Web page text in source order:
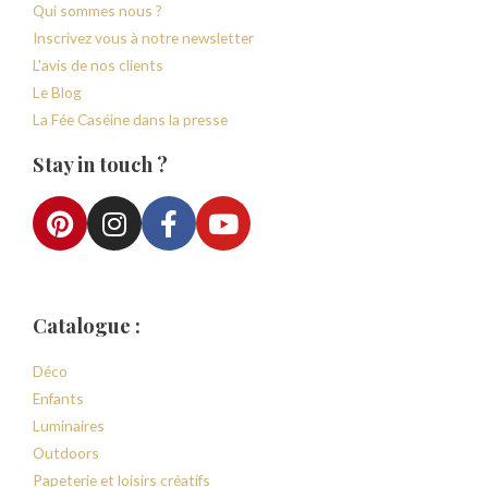
Qui sommes nous ?
Inscrivez vous à notre newsletter
L'avis de nos clients
Le Blog
La Fée Caséine dans la presse
Stay in touch ?
Catalogue :
Déco
Enfants
Luminaires
Outdoors
Papeterie et loisirs créatifs